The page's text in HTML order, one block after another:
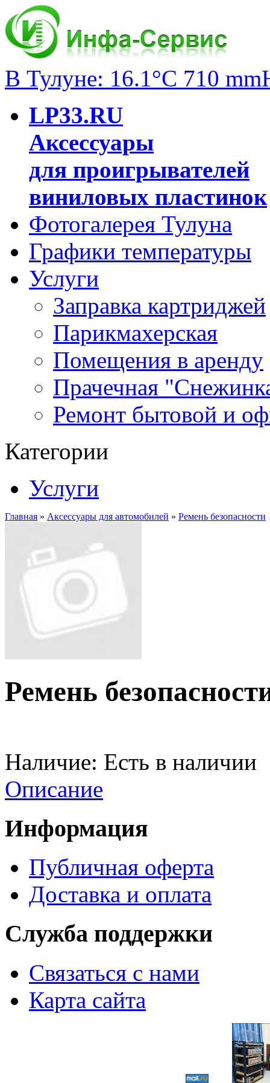
В Тулуне: 16.1°C 710
LP33.RU
Аксессуары
для проигрывателей
виниловых пластинок
Фотогалерея Тулуна
Графики температуры
Услуги
Заправка картриджей
Парикмахерская
Помещения в аренду
Прачечная
Ремонт бытовой и
Категории
Услуги
Главная » Аксессуары для автомобилей » Ремень безопасности
Ремень
Наличие: Есть в наличии
Описание
Информация
Публичная оферта
Доставка и оплата
Служба поддержки
Связаться с нами
Карта сайта